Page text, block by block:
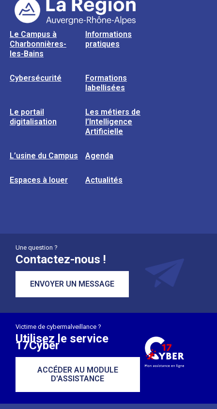
Le Campus à
Charbonnières-
les-Bains
Informations
pratiques
Cybersécurité
Formations
labellisées
Le portail
digitalisation
Les métiers de
l’Intelligence
Artificielle
L’usine du Campus Agenda
Espaces à louer Actualités
Une question ?
Contactez-nous !
ENVOYER UN MESSAGE
Victime de cybermalveillance ?
Utilisez le service
17Cyber
ACCÉDER AU MODULE
D'ASSISTANCE